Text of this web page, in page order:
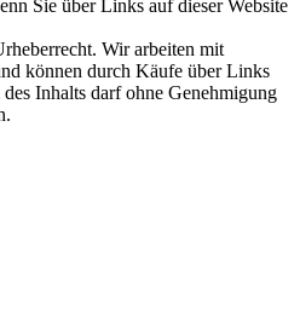
Sie über Links auf dieser Website
Wir arbeiten mit
können durch Käufe über Links
Inhalts darf ohne Genehmigung